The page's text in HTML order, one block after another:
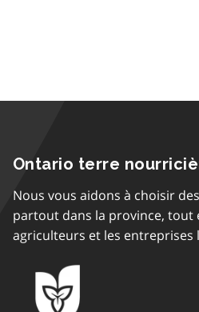
Ontario terre
Nous vous aidons à choisir
partout dans la province, tout
agriculteurs et les entreprises